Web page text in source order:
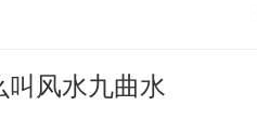
叫风水九曲水